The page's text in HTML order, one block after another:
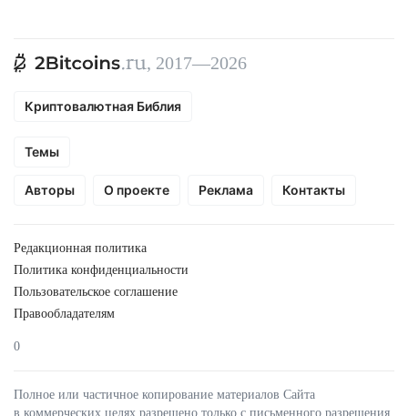
, 2017—2026
Криптовалютная Библия
Темы
Авторы О проекте Реклама Контакты
Редакционная политика
Политика конфиденциальности
Пользовательское соглашение
Правообладателям
0
Полное или частичное копирование материалов Сайта
в коммерческих целях разрешено только с письменного разрешения